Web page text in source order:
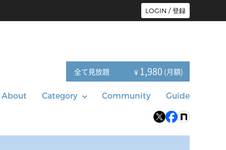
LOGIN / 登録
全て見放題 ¥ 1,980 (月額)
About Category Community Guide